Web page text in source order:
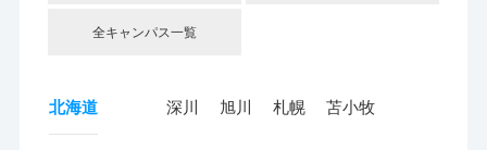
全キャンパス一覧
北海道 深川 旭川 札幌 苫小牧